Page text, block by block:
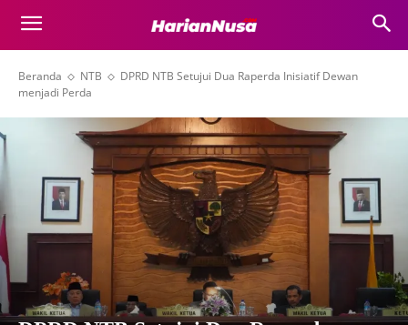
Beranda NTB
DPRD NTB Setujui Dua Raperda Inisiatif Dewan
menjadi Perda